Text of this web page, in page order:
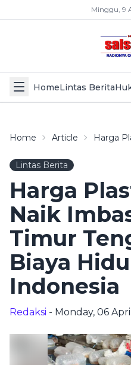
Minggu, 9
HomeLintas Berita
Home Article Harga
Lintas Berita
Harga
Naik
Timur
Biaya
Indonesia
Redaksi - Monday, 06